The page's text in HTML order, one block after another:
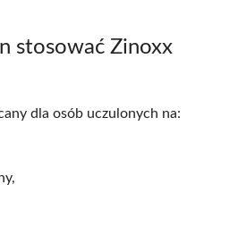
stosować Zinoxx
dla osób uczulonych na: